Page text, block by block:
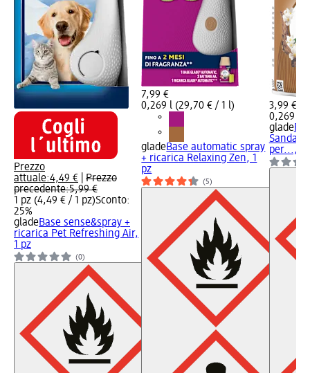
Prezzo
attuale:4,49 €
Prezzo
precedente:5,99 €
1 pz (4,49 € / 1 pz)Sconto:
25%
gladeBase sense&spray +
ricarica Pet Refreshing Air,
1 pz
(0)
7,99 €
0,269 l (29,70 € / 1 l)
gladeBase automatic spray
+ ricarica Relaxing Zen, 1
pz
(5)
3,99 €
0,269 l
glade
per...,